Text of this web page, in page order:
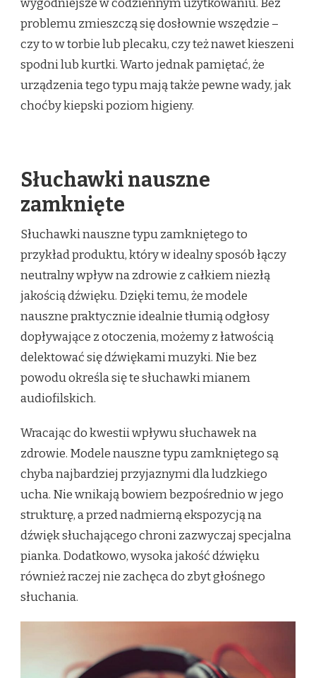
wygodniejsze w codziennym użytkowaniu. Bez
problemu zmieszczą się dosłownie wszędzie –
czy to w torbie lub plecaku, czy też nawet kieszeni
spodni lub kurtki. Warto jednak pamiętać, że
urządzenia tego typu mają także pewne wady, jak
choćby kiepski poziom higieny.
Słuchawki nauszne
zamknięte
Słuchawki nauszne typu zamkniętego to
przykład produktu, który w idealny sposób łączy
neutralny wpływ na zdrowie z całkiem niezłą
jakością dźwięku. Dzięki temu, że modele
nauszne praktycznie idealnie tłumią odgłosy
dopływające z otoczenia, możemy z łatwością
delektować się dźwiękami muzyki. Nie bez
powodu określa się te słuchawki mianem
audiofilskich.
Wracając do kwestii wpływu słuchawek na
zdrowie. Modele nauszne typu zamkniętego są
chyba najbardziej przyjaznymi dla ludzkiego
ucha. Nie wnikają bowiem bezpośrednio w jego
strukturę, a przed nadmierną ekspozycją na
dźwięk słuchającego chroni zazwyczaj specjalna
pianka. Dodatkowo, wysoka jakość dźwięku
również raczej nie zachęca do zbyt głośnego
słuchania.